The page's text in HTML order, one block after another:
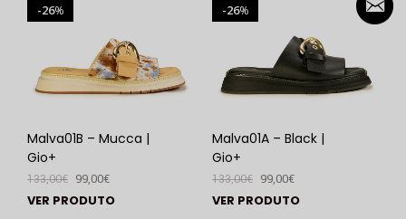
%
26
Malva01B – Mucca |
Gio+
133,00€ 99,00€
VER PRODUTO
%
26
Malva01A – Black |
Gio+
133,00€ 99,00€
VER PRODUTO